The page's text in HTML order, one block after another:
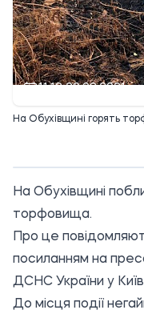
11:18 20.08.2021
На Обухівщині горять
На Обухівщині
торфовища.
Про це
посиланням на
ДСНС України у
До місця події